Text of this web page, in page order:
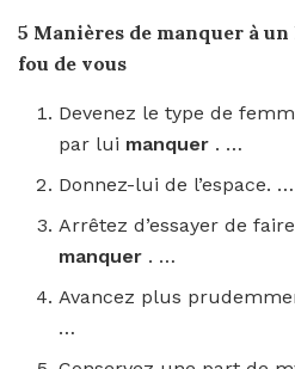
5 Manières de manquer à un
fou de vous
Devenez le type de
par lui manquer . …
Donnez-lui de l’espace. …
Arrêtez d’essayer de
manquer . …
Avancez plus
…